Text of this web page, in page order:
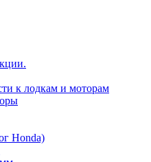
к лодкам и моторам
Honda)